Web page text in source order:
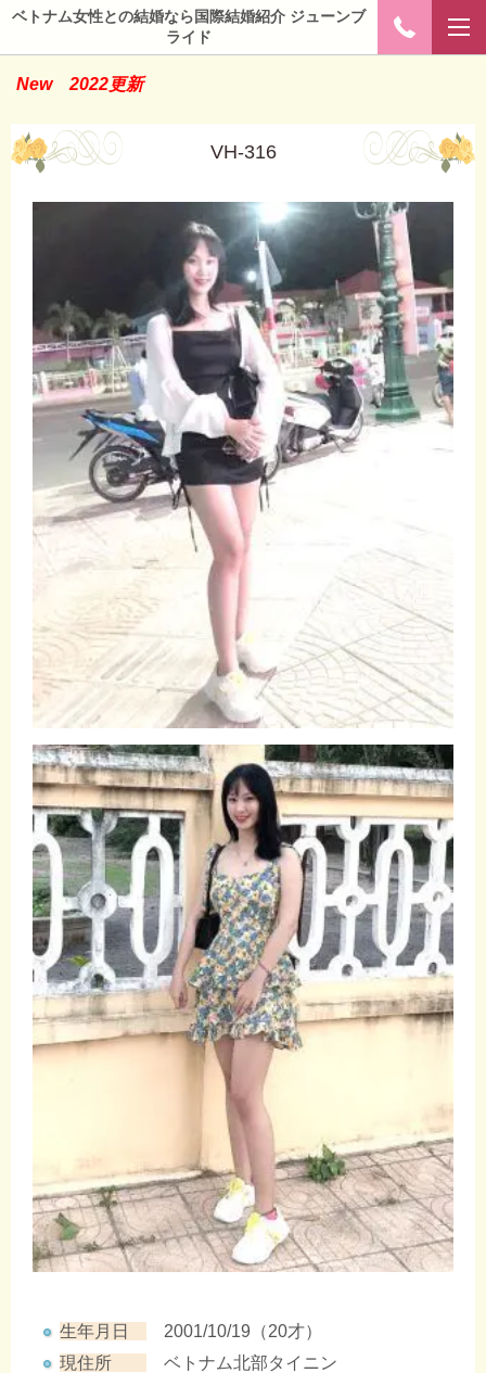
ベトナム女性との結婚なら国際結婚紹介 ジューンブ
ライド
New 2022更新
VH-316
生年月日
2001/10/19（20才）
現住所
ベトナム北部タイニン